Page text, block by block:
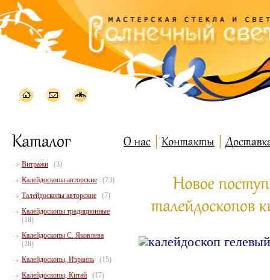
Витражи
(3)
Калейдоскопы авторские
(73)
Талейдоскопы авторские
(7)
Калейдоскопы традиционные
(18)
Калейдоскопы С. Яковлева
(28)
Калейдоскопы, Израиль
(15)
Калейдоскопы, Китай
(17)